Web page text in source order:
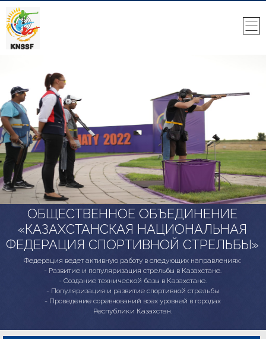
ОБЩЕСТВЕННОЕ ОБЪЕДИНЕНИЕ
«КАЗАХСТАНСКАЯ НАЦИОНАЛЬНАЯ
ФЕДЕРАЦИЯ СПОРТИВНОЙ СТРЕЛЬБЫ»
Федерация ведет активную работу в следующих направлениях:
- Развитие и популяризация стрельбы в Казахстане.
- Создание технической базы в Казахстане.
- Популяризация и развитие спортивной стрельбы
- Проведение соревнований всех уровней в городах
Республики Казахстан.